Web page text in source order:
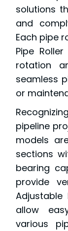
solutions
and
Each pipe
Pipe
rotation
seamless
or
pipeline
models
sections
bearing
provide
allow
various